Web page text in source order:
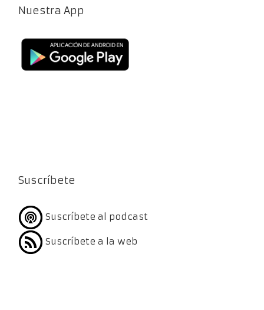
Nuestra App
Suscríbete
Suscríbete al podcast
Suscríbete a la web